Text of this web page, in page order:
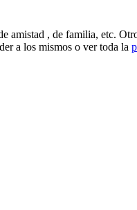
amistad , de familia, etc.
a los mismos o ver toda la